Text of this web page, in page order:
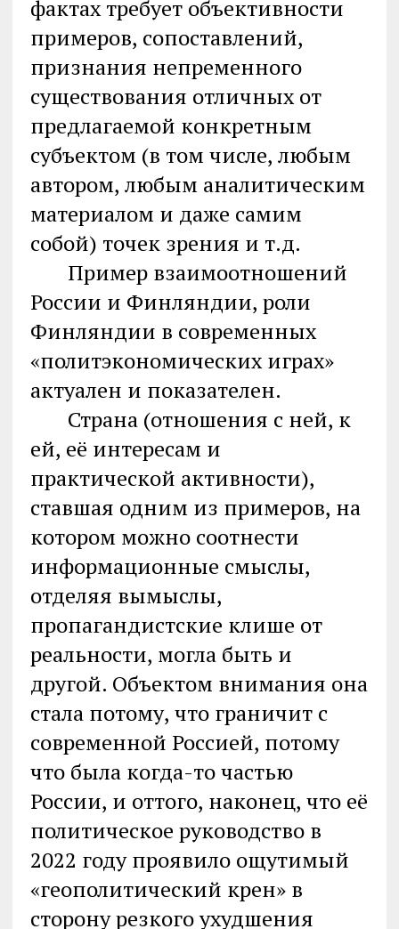
фактах требует объективности
примеров, сопоставлений,
признания непременного
существования отличных от
предлагаемой конкретным
субъектом (в том числе, любым
автором, любым аналитическим
материалом и даже самим
собой) точек зрения и т.д.
Пример взаимоотношений
России и Финляндии, роли
Финляндии в современных
«политэкономических играх»
актуален и показателен.
Страна (отношения с ней, к
ей, её интересам и
практической активности),
ставшая одним из примеров, на
котором можно соотнести
информационные смыслы,
отделяя вымыслы,
пропагандистские клише от
реальности, могла быть и
другой. Объектом внимания она
стала потому, что граничит с
современной Россией, потому
что была когда-то частью
России, и оттого, наконец, что её
политическое руководство в
2022 году проявило ощутимый
«геополитический крен» в
сторону резкого ухудшения